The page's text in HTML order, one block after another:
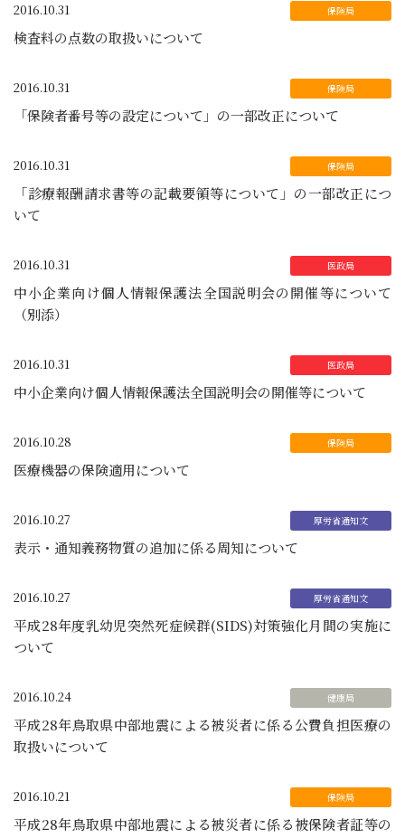
2016.10.31
検査料の点数の取扱いについて
2016.10.31
「保険者番号等の設定について」の一部改正について
2016.10.31
「診療報酬請求書等の記載要領等について」の一部改正につ
いて
2016.10.31
中小企業向け個人情報保護法全国説明会の開催等について
（別添）
2016.10.31
中小企業向け個人情報保護法全国説明会の開催等について
2016.10.28
医療機器の保険適用について
2016.10.27
表示・通知義務物質の追加に係る周知について
2016.10.27
平成28年度乳幼児突然死症候群(SIDS)対策強化月間の実施に
ついて
2016.10.24
平成28年鳥取県中部地震による被災者に係る公費負担医療の
取扱いについて
2016.10.21
平成28年鳥取県中部地震による被災者に係る被保険者証等の